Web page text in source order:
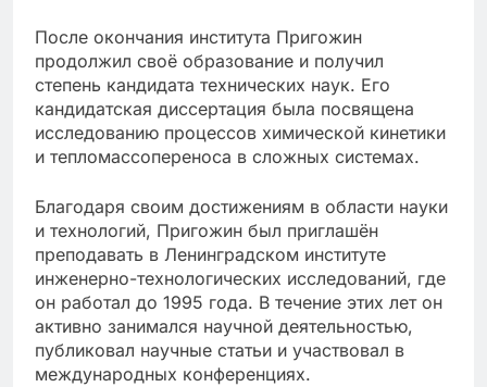
После окончания института Пригожин
продолжил своё образование и получил
степень кандидата технических наук. Его
кандидатская диссертация была посвящена
исследованию процессов химической кинетики
и тепломассопереноса в сложных системах.
Благодаря своим достижениям в области науки
и технологий, Пригожин был приглашён
преподавать в Ленинградском институте
инженерно-технологических исследований, где
он работал до 1995 года. В течение этих лет он
активно занимался научной деятельностью,
публиковал научные статьи и участвовал в
международных конференциях.